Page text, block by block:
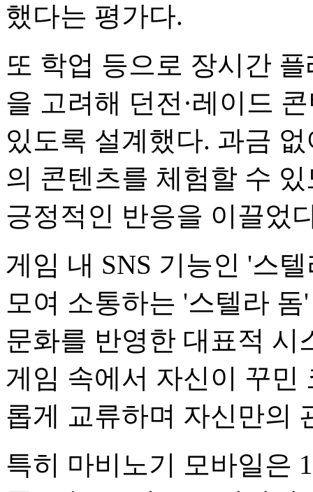
했다는 평가다.
또 학업 등으로 장시간
을 고려해 던전·레이드
있도록 설계했다. 과금
의 콘텐츠를 체험할 수
긍정적인 반응을 이끌었
게임 내 SNS 기능인 '스
모여 소통하는 '스텔라
문화를 반영한 대표적 시
게임 속에서 자신이 꾸민
롭게 교류하며 자신만의
특히 마비노기 모바일은